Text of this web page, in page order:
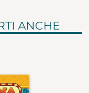
ANCHE